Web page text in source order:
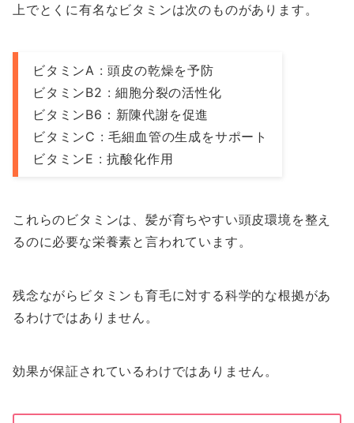
上でとくに有名なビタミンは次のものがあります。
ビタミンA : 頭皮の乾燥を予防
ビタミンB2 : 細胞分裂の活性化
ビタミンB6：新陳代謝を促進
ビタミンC : 毛細血管の生成をサポート
ビタミンE : 抗酸化作用
これらのビタミンは、髪が育ちやすい頭皮環境を整え
るのに必要な栄養素と言われています。
残念ながらビタミンも育毛に対する科学的な根拠があ
るわけではありません。
効果が保証されているわけではありません。